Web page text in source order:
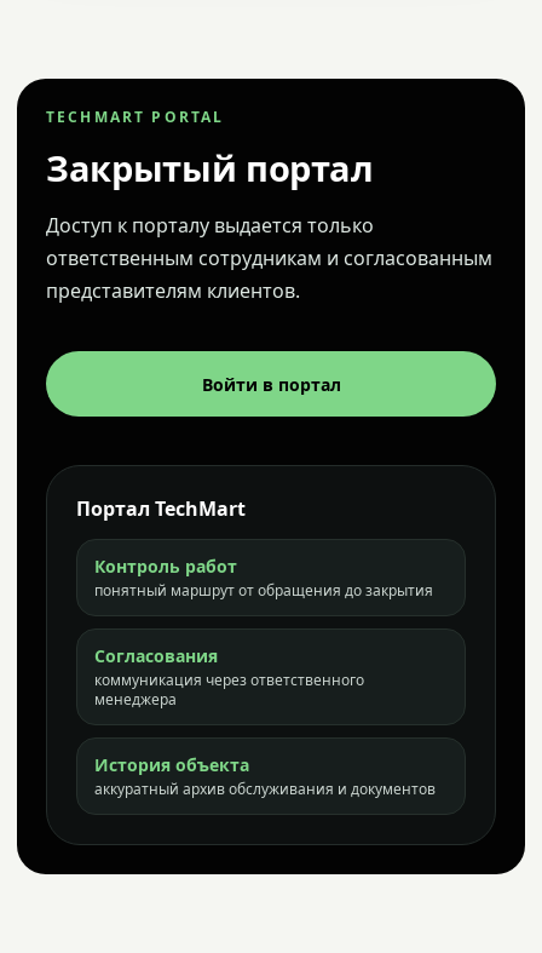
TECHMART PORTAL
Закрытый портал
Доступ к порталу выдается только
ответственным сотрудникам и согласованным
представителям клиентов.
Войти в портал
Портал TechMart
Контроль работ
понятный маршрут от обращения до закрытия
Согласования
коммуникация через ответственного
менеджера
История объекта
аккуратный архив обслуживания и документов